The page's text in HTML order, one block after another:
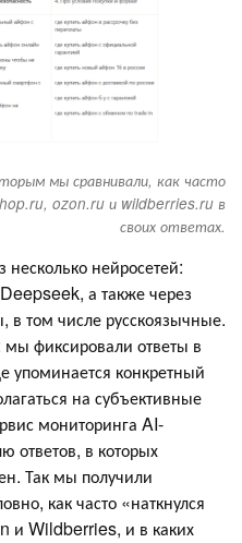
мы сравнивали, как часто
ozon.ru и wildberries.ru в
своих ответах.
несколько нейросетей:
а также через
в том числе русскоязычные.
фиксировали ответы в
упоминается конкретный
на субъективные
мониторинга AI-
ответов, в которых
Так мы получили
как часто «наткнулся
и Wildberries, и в каких